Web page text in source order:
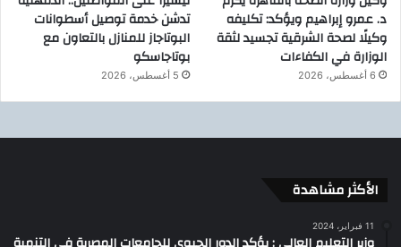
د. عمرو إبراهيم ويؤكد: تكليفه
وكيلًا لصحة الشرقية تجسيد لثقة
الوزارة في الكفاءات
6 أغسطس، 2026
تدشن خدمة توصيل أسطوانات
البوتاجاز للمنازل بالتعاون مع
بوتاجاسكو
5 أغسطس، 2026
الأكثر مشاهدة
11 فبراير، 2024